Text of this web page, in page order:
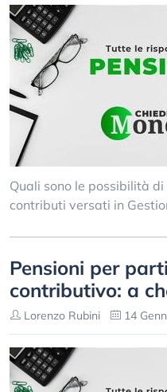
Quali sono le possibilità
contributi versati in
Pensioni per
contributivo: a
Lorenzo Rubini 14